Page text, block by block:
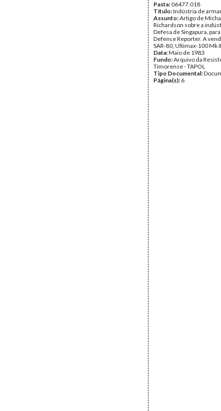
Pasta:06477.018
Título:Indústria de
Assunto:Artigo de
Richardson sobre a
Defesa de Singapura,
Defence Reporter. A
SAR-80, Ultimax-100 Mk
Data:Maio de 1983
Fundo:Arquivo da
Timorense - TAPOL
Tipo Documental:
Página(s): 6